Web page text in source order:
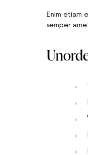
Enim etiam
semper